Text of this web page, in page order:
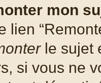
mon
lien
le sujet
si vous ne